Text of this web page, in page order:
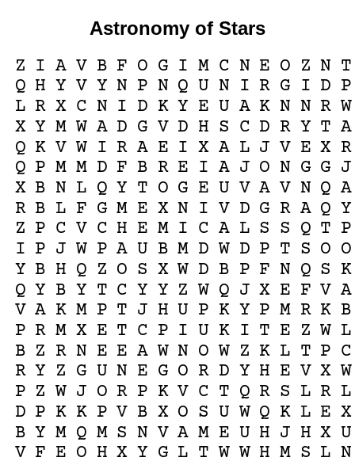
Astronomy of Stars
Z I A V B F O G I M C N E O Z N T
Q H Y V Y N P N Q U N I R G I D P
L R X C N I D K Y E U A K N N R W
X Y M W A D G V D H S C D R Y T A
Q K V W I R A E I X A L J V E X R
Q P M M D F B R E I A J O N G G J
X B N L Q Y T O G E U V A V N Q A
R B L F G M E X N I V D G R A Q Y
Z P C V C H E M I C A L S S Q T P
I P J W P A U B M D W D P T S O O
Y B H Q Z O S X W D B P F N Q S K
Q Y B Y T C Y Y Z W Q J X E F V A
V A K M P T J H U P K Y P M R K B
P R M X E T C P I U K I T E Z W L
B Z R N E E A W N O W Z K L T P C
R Y Z G U N E G O R D Y H E V X W
P Z W J O R P K V C T Q R S L R L
D P K K P V B X O S U W Q K L E X
B Y M Q M S N V A M E U H J H X U
V F E O H X Y G L T W W H M S L N